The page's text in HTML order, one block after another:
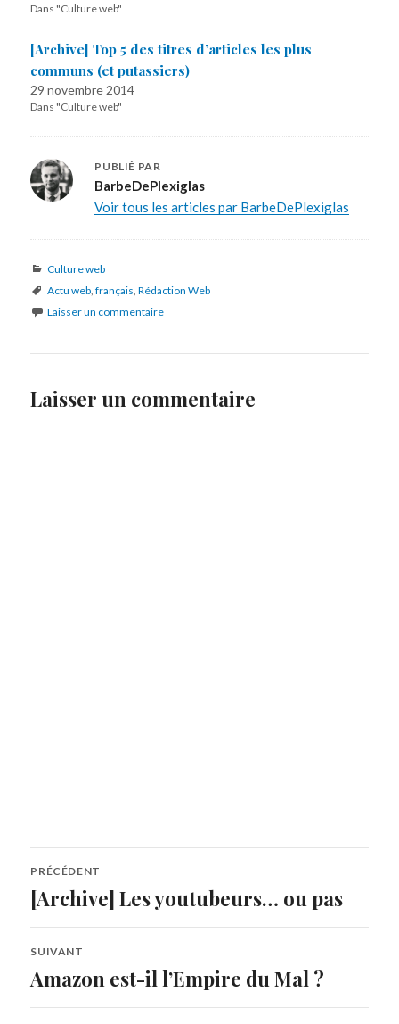
Dans "Culture web"
[Archive] Top 5 des titres d’articles les plus
communs (et putassiers)
29 novembre 2014
Dans "Culture web"
PUBLIÉ PAR
BarbeDePlexiglas
Voir tous les articles par BarbeDePlexiglas
Catégories
Culture web
Mots-
clés
Actu web ,français ,Rédaction Web
Laisser un commentaire
Laisser un commentaire
Navigation
de
l’article
PRÉCÉDENT
Article
[Archive] Les youtubeurs… ou pas
SUIVANT
Article
Amazon est-il l’Empire du Mal ?